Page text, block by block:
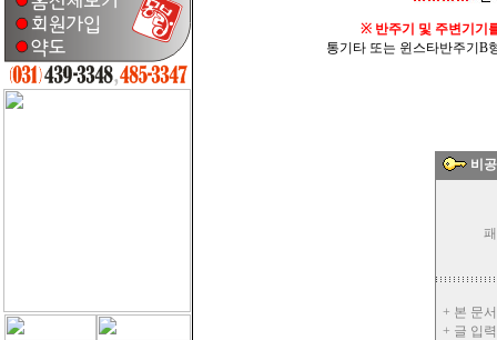
※ 반주기 및 주변기기
통기타 또는 윈스타반주기B
비
+ 본 문
+ 글 입